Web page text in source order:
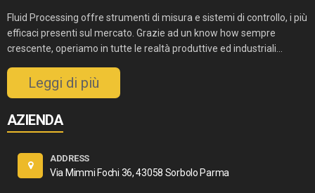
Fluid Processing offre strumenti di misura e sistemi di controllo, i più
efficaci presenti sul mercato. Grazie ad un know how sempre
crescente, operiamo in tutte le realtà produttive ed industriali...
Leggi di più
AZIENDA
ADDRESS
Via Mimmi Fochi 36, 43058 Sorbolo Parma